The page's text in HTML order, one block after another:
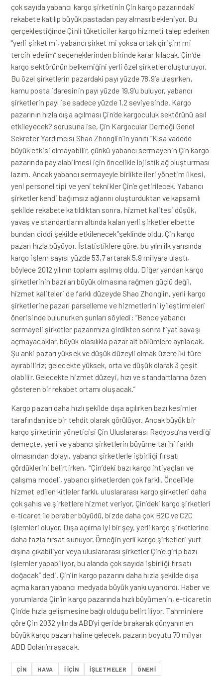
çok sayıda yabancı kargo şirketinin Çin kargo pazarındaki
rekabete katılıp büyük pastadan pay alması bekleniyor. Bu
gerçekleştiğinde Çinli tüketiciler kargo hizmeti talep ederken
“yerli şirket mi, yabancı şirket mi yoksa ortak girişim mi
tercih edelim” seçeneklerinden birinde karar kılacak. Çin’de
kargo sektörünün belkemiğini yerli özel şirketler oluşturuyor.
Bu özel şirketlerin pazardaki payı yüzde 78,9’a ulaşırken,
kamu posta idaresinin payı yüzde 19,9’u buluyor, yabancı
şirketlerin payı ise sadece yüzde 1.2 seviyesinde. Kargo
pazarının hızla dışa açılması Çin’de kargoculuk sektörünü asıl
etkileyecek? sorusuna ise, Çin Kargocular Derneği Genel
Sekreter Yardımcısı Shao Zhonglin’in yanıtı “Kısa vadede
büyük etkisi olmayabilir, çünkü yabancı sermayenin Çin kargo
pazarında pay alabilmesi için öncelikle lojistik ağ oluşturması
lazım. Ancak yabancı sermayeyle birlikte ileri yönetim ilkesi,
yeni personel tipi ve yeni teknikler Çin’e getirilecek. Yabancı
şirketler kendi bağımsız ağlarını oluşturduktan ve kapsamlı
şekilde rekabete katıldıktan sonra, hizmet kalitesi düşük,
yavaş ve standartların altında kalan yerli şirketler elbette
bundan ciddi şekilde etkilenecek”şeklinde oldu. Çin kargo
pazarı hızla büyüyor. İstatistiklere göre, bu yılın ilk yarısında
kargo işlem sayısı yüzde 53,7 artarak 5,9 milyara ulaştı,
böylece 2012 yılının toplamı aşılmış oldu. Diğer yandan kargo
şirketlerinin bazıları büyük olmasına rağmen güçlü değil,
hizmet kaliteleri de farklı düzeyde Shao Zhonglin, yerli kargo
şirketlerine pazarı parselleme ve hizmetlerini iyileştirmeleri
önerisinde bulunurken şunları söyledi: “Bence yabancı
sermayeli şirketler pazarımıza girdikten sonra fiyat savaşı
açmayacaklar, büyük olasılıkla pazar alt bölümlere ayrılacak.
Şu anki pazarı yüksek ve düşük düzeyli olmak üzere iki türe
ayırabiliriz; gelecekte yüksek, orta ve düşük olarak 3 çeşit
olabilir. Gelecekte hizmet düzeyi, hızı ve standartlarına özen
gösteren bir rekabet ortamı oluşacak.”
Kargo pazarı daha hızlı şekilde dışa açılırken bazı kesimler
tarafından ise bir tehdit olarak görülüyor. Ancak büyük bir
kargo şirketinin yöneticisi Çin Uluslararası Radyosu’na verdiği
demeçte, yerli ve yabancı şirketlerin büyüme tarihi farklı
olmasından dolayı, yabancı şirketlerle işbirliği fırsatı
gördüklerini belirtirken, “Çin’deki bazı kargo ihtiyaçları ve
çalışma modeli, yabancı şirketlerden çok farklı. Öncelikle
hizmet edilen kitleler farklı, uluslararası kargo şirketleri daha
çok şahıs ve şirketlere hizmet veriyor, Çin’deki kargo şirketleri
e-ticaret ile beraber büyüdü, bizde daha çok B2C ve C2C
işlemleri oluyor. Dışa açılma iyi bir şey, yerli kargo şirketlerine
daha fazla fırsat sunuyor. Örneğin yerli kargo şirketleri yurt
dışına çıkabiliyor veya uluslararası şirketler Çin’e girip bazı
işlemler yapabiliyor, bu alanda çok sayıda işbirliği fırsatı
doğacak” dedi. Çin’in kargo pazarını daha hızla şekilde dışa
açma kararı yabancı medyada büyük yankı uyandırdı. Haber ve
yorumlarda Çin’in kargo pazarında hızlı büyümenin, e-ticaretin
Çin’de hızla gelişmesine bağlı olduğu belirtiliyor. Tahminlere
göre Çin 2032 yılında ABD’yi geride bırakarak dünyanın en
büyük kargo pazarı haline gelecek, pazarın boyutu 70 milyar
ABD Doları’nı aşacak.
ÇIN HAVA I IÇIN IŞLETMELER ÖNEMI